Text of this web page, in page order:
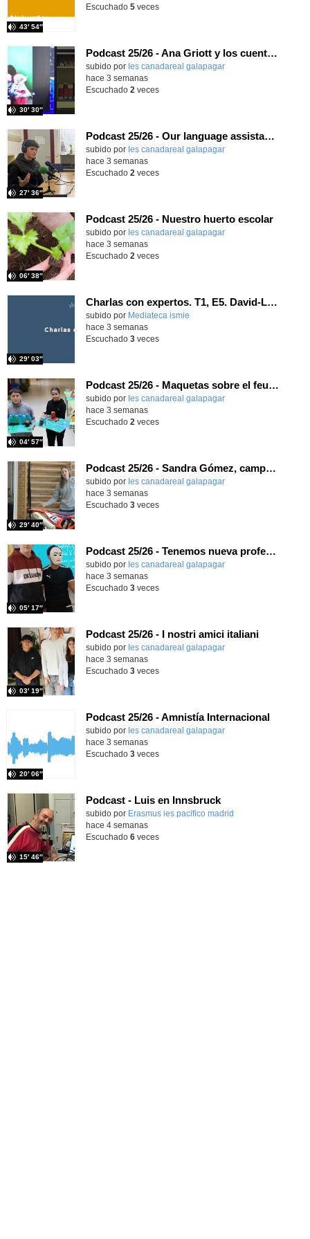
43′ 54″
Escuchado 5veces
Podcast 25/26 - Ana Griott y los cuentos de las voces olvidadas
subido por Ies canadareal galapagar
30′ 30″
-
hace 3 semanas
Escuchado 2 veces
Podcast 25/26 - Our language assistant Ellie
subido por Ies canadareal galapagar
27′ 36″
-
hace 3 semanas
Escuchado 2 veces
Podcast 25/26 - Nuestro huerto escolar
subido por Ies canadareal galapagar
06′ 38″
-
hace 3 semanas
Escuchado 2 veces
Charlas con expertos. T1, E5. David-Li Ilundáin Reviriego
subido por Mediateca ismie
29′ 03″
hace 3 semanas
Escuchado 3veces
Podcast 25/26 - Maquetas sobre el feudalismo
subido por Ies canadareal galapagar
04′ 57″
-
hace 3 semanas
Escuchado 2 veces
Podcast 25/26 - Sandra Gómez, campeona de Enduro
subido por Ies canadareal galapagar
29′ 40″
-
hace 3 semanas
Escuchado 3veces
Podcast 25/26 - Tenemos nueva profesora de Griego ¿Conoces a María Eugenia?
subido por Ies canadareal galapagar
05′ 17″
-
hace 3 semanas
Escuchado 3veces
Podcast 25/26 - I nostri amici italiani
subido por Ies canadareal galapagar
03′ 19″
-
hace 3 semanas
Escuchado 3veces
Podcast 25/26 - Amnistía Internacional
subido por Ies canadareal galapagar
20′ 06″
-
hace 3 semanas
Escuchado 3veces
Podcast - Luis en Innsbruck
subido por Erasmus ies pacifico madrid
15′ 46″
hace 4 semanas
Escuchado 6veces